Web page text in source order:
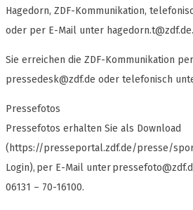
Hagedorn, ZDF-Kommunikation,
oder per E-Mail unter hagedorn.t@zdf.de.
Sie erreichen die ZDF-Kommunikation
pressedesk@zdf.de oder telefonisch
Pressefotos
Pressefotos erhalten Sie als Download
(https://presseportal.zdf.de/presse/
Login), per E-Mail unter
06131 – 70-16100.